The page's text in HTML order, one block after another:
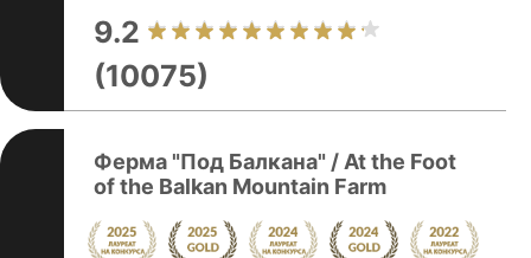
9.2
(10075)
Ферма "Под Балканa" / At the Foot
of the Balkan Mountain Farm